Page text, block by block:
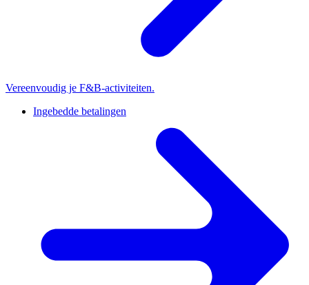
Vereenvoudig je F&B-activiteiten.
Ingebedde betalingen